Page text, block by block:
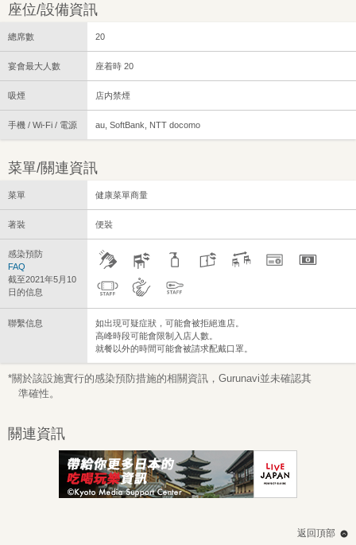
座位/設備資訊
總席數 20
宴會最大人數 座着時 20
吸煙 店内禁煙
手機 / Wi-Fi / 電源 au, SoftBank, NTT docomo
菜單/關連資訊
菜單 健康菜單商量
著裝 便裝
感染預防
FAQ
截至2021年5月10
日的信息
聯繫信息
如出現可疑症狀，可能會被拒絕進店。
高峰時段可能會限制入店人數。
就餐以外的時間可能會被請求配戴口罩。
*關於該設施實行的感染預防措施的相關資訊，Gurunavi並未確認其
準確性。
關連資訊
返回頂部